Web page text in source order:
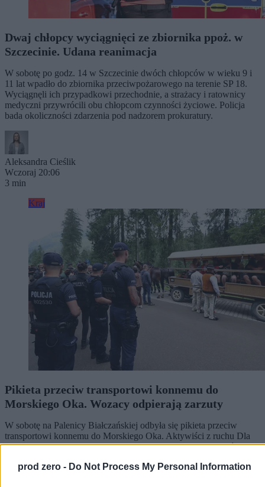
prod zero - Do Not Process My Personal Information
Dwaj chłopcy wyciągnięci ze zbiornika ppoż. w
Szczecinie. Udana reanimacja
W sobotę po godz. 14 w Szczecinie dwóch chłopców w wieku 9 i
11 lat wpadło do zbiornika przeciwpożarowego na terenie SP 18.
Wyciągnęli ich przypadkowi przechodnie, a strażacy i ratownicy
medyczni przywrócili obu chłopcom czynności życiowe. Policja
bada okoliczności zdarzenia pod nadzorem prokuratury.
Aleksandra Cieślik
Wczoraj 20:06
3 min
Kraj
Pikieta przeciw transportowi konnemu do
Morskiego Oka. Wozacy odpierają zarzuty
W sobotę na Palenicy Białczańskiej odbyła się pikieta przeciw
transportowi konnemu do Morskiego Oka. Aktywiści z ruchu Dla
Zwierząt i DIOZ domagają się całkowitego zakazu przewozów,
wskazują, że zwierzęta są corocznie badane i chronione